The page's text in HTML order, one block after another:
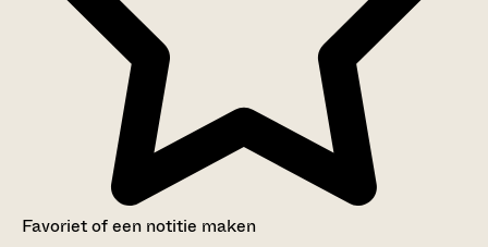
Favoriet of een notitie maken